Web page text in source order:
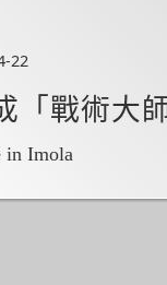
22
「戰術大師
in Imola